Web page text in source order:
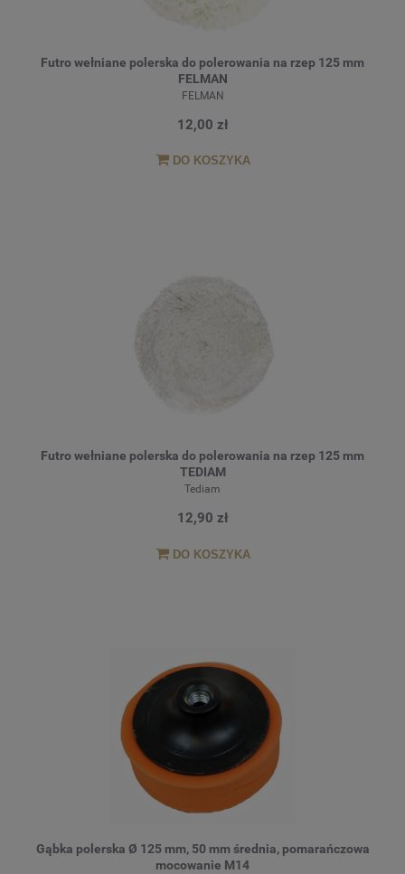
Futro wełniane polerska do polerowania na rzep 125 mm
FELMAN
FELMAN
12,00 zł
DO KOSZYKA
Futro wełniane polerska do polerowania na rzep 125 mm
TEDIAM
Tediam
12,90 zł
DO KOSZYKA
Gąbka polerska Ø 125 mm, 50 mm średnia, pomarańczowa
mocowanie M14